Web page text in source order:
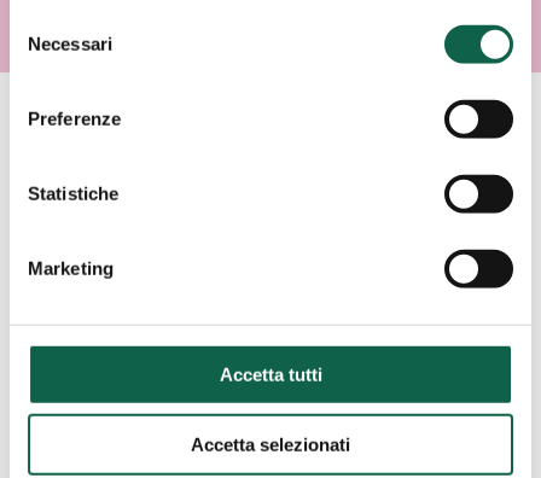
del
consenso
Necessari
Preferenze
Statistiche
Marketing
Accetta tutti
Accetta selezionati
SCREENING
CARDIOVASCOLARE